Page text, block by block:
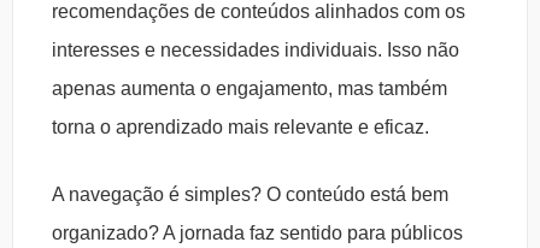
recomendações de conteúdos alinhados com os
interesses e necessidades individuais. Isso não
apenas aumenta o engajamento, mas também
torna o aprendizado mais relevante e eficaz.
A navegação é simples? O conteúdo está bem
organizado? A jornada faz sentido para públicos